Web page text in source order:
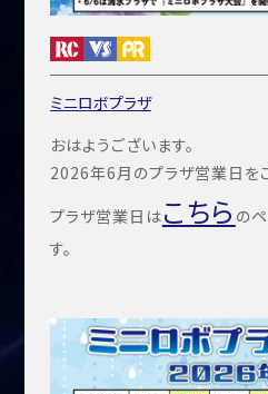
ミニロボプラザ
おはようございます。
2026年6月のプラザ営業日を
プラザ営業日はこちら の
す。